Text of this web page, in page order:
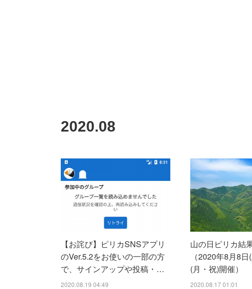
2020.08
【お詫び】ピリカSNSアプリ
のVer.5.2をお使いの一部の方
で、サインアップや投稿・…
2020.08.19 04:49
山の日ピリカ結
（2020年8月8
(月・祝)開催）
2020.08.17 01:01